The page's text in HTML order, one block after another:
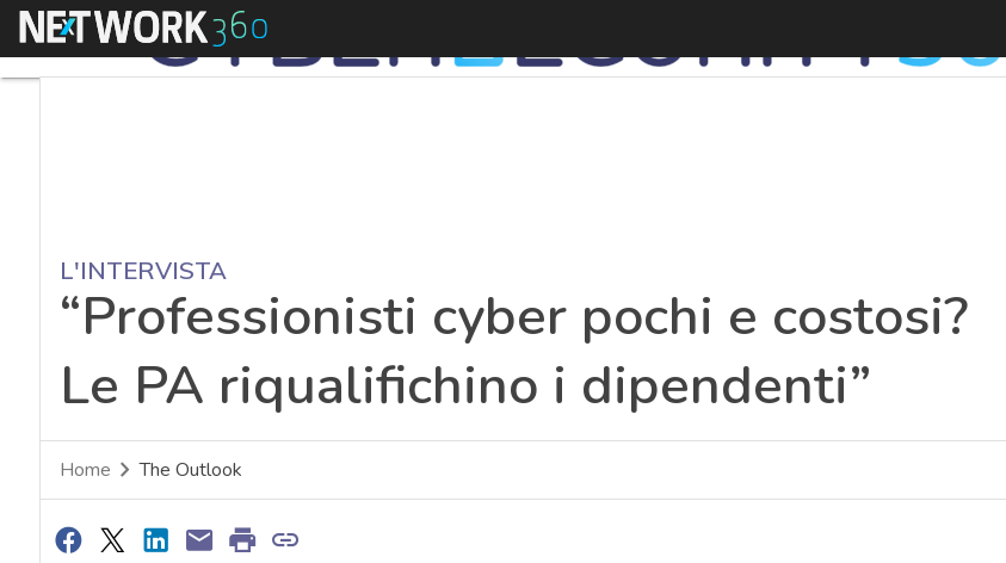
Menu
L'INTERVISTA
“Professionisti cyber pochi e costosi?
Le PA riqualifichino i dipendenti”
Home The Outlook